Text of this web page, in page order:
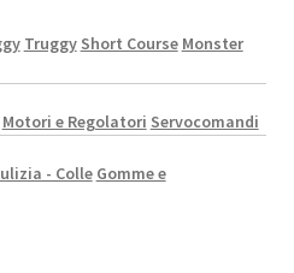
Truggy Short Course Monster
Motori e Regolatori Servocomandi
- Colle Gomme e